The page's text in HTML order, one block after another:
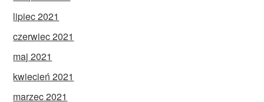
lipiec 2021
czerwiec 2021
maj 2021
kwiecień 2021
marzec 2021